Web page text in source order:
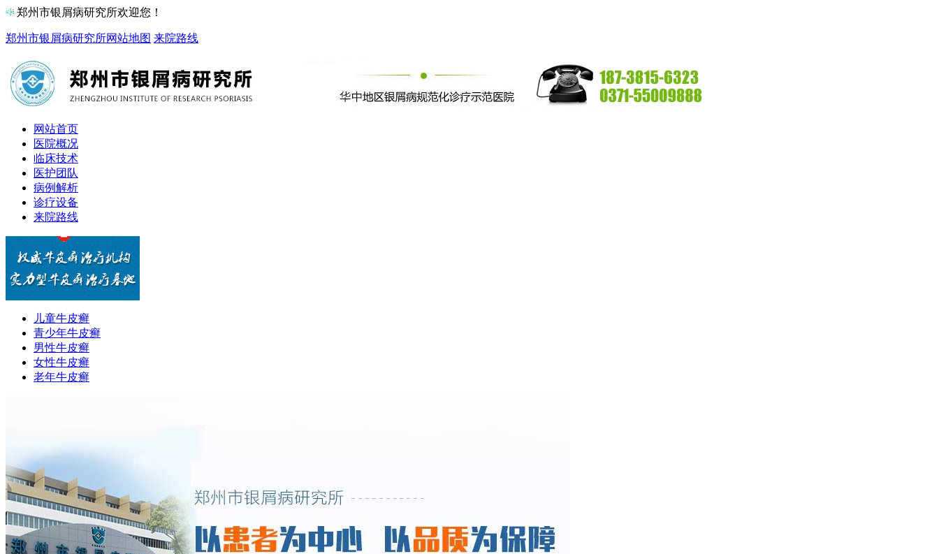
郑州市银屑病研究所欢迎您！
郑州市银屑病研究所网站地图 来院路线
网站首页
医院概况
临床技术
医护团队
病例解析
诊疗设备
来院路线
儿童牛皮癣
青少年牛皮癣
男性牛皮癣
女性牛皮癣
老年牛皮癣